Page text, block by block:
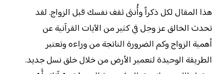
هذا المقال لكل ذكراً وأُنثى ثقف نفسك قبل الزواج. لقد
تحدث الخالق عز وجل في كثير من الآيات القرآنية عن
أهمية الزواج وكم الضرورة الناتجة من وراءه وتعتبر
الطريقة الوحيدة لتعمير الأرض من خلال خلق نسل جديد.